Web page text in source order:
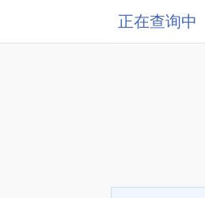
正在查询中